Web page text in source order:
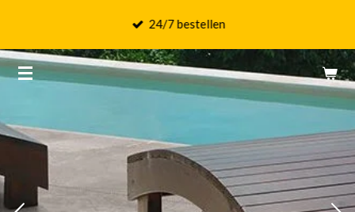
naar
de
24/7 bestellen